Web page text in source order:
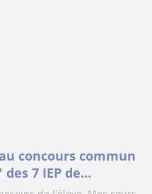
concours commun
7 IEP de
en études